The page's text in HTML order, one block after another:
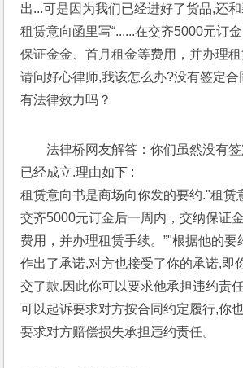
出...可是因为我们已经进好了货品,还
租赁意向函里写“......在交齐5000元订
保证金金、首月租金等费用，并办理租
请问好心律师,我该怎么办?没有签定合
有法律效力吗？
法律桥网友解答：你们虽然没有
已经成立.理由如下 :
租赁意向书是商场向你发的要约."租赁
交齐5000元订金后一周内，交纳保证
费用，并办理租赁手续。”"根据他的要
作出了承诺,对方也接受了你的承诺,即
交了款.因此你可以要求他承担违约责任
可以起诉要求对方按合同约定履行,你
要求对方赔偿损失承担违约责任。